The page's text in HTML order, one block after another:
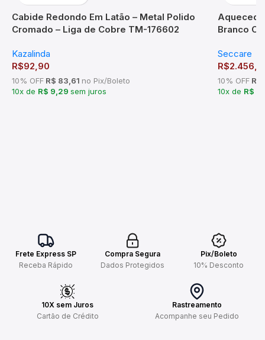
Cabide Redondo Em Latão – Metal Polido
Cromado – Liga de Cobre TM-176602
Kazalinda
R$92,90
10% OFF R$ 83,61 no Pix/Boleto
10x de R$ 9,29 sem juros
Branco
Seccare
R$
10% OFF R$
10x de R$
Frete Express SP
Receba Rápido
Compra Segura
Dados Protegidos
Pix/Boleto
10% Desconto
10X sem Juros
Cartão de Crédito
Rastreamento
Acompanhe seu Pedido